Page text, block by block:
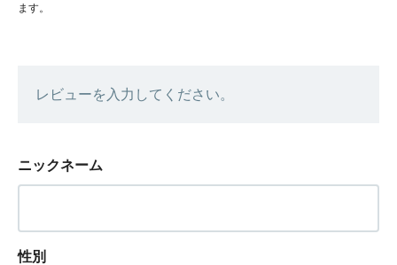
ます。
レビューを入力してください。
ニックネーム
性別